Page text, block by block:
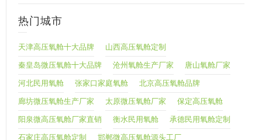
热门城市
天津高压氧舱十大品牌 山西高压氧舱定制
秦皇岛微压氧舱十大品牌 沧州氧舱生产厂家 唐山氧舱厂家
河北民用氧舱 张家口家庭氧舱 北京高压氧舱品牌
廊坊微压氧舱生产厂家 太原微压氧舱厂家 保定高压氧舱
阳泉微高压氧舱厂家直销 衡水民用氧舱 承德民用氧舱定制
石家庄高压氧舱定制 邯郸微高压氧舱源头工厂